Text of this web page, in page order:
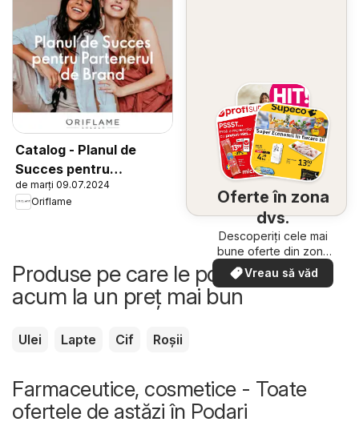
Catalog - Planul de
Succes pentru
Partenerul de Brand
de marți 09.07.2024
Oriflame
Oferte în zona
dvs.
Descoperiți cele mai
bune oferte din zona
dumneavoastră
Vreau să văd
Produse pe care le poți cumpăra
acum la un preț mai bun
Ulei Lapte Cif Roșii
Farmaceutice, cosmetice - Toate
ofertele de astăzi în Podari